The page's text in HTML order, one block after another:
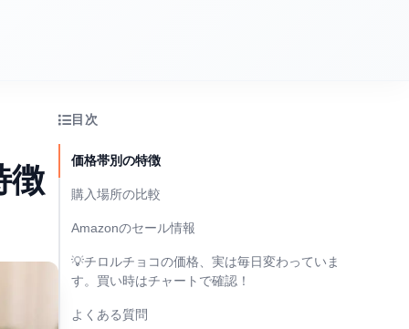
徴
目次
価格帯別の特徴
購入場所の比較
Amazonのセール情報
💡チロルチョコの価格、実は毎日変わっていま
す。買い時はチャートで確認！
よくある質問